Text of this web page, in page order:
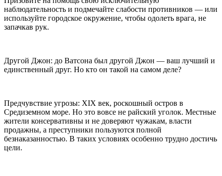
наблюдательность и подмечайте слабости противников — или
используйте городское окружение, чтобы одолеть врага, не
запачкав рук.
Другой Джон: до Ватсона был другой Джон — ваш лучший и
единственный друг. Но кто он такой на самом деле?
Предчувствие угрозы: XIX век, роскошный остров в
Средиземном море. Но это вовсе не райский уголок. Местные
жители консервативны и не доверяют чужакам, власти
продажны, а преступники пользуются полной
безнаказанностью. В таких условиях особенно трудно достичь
цели.